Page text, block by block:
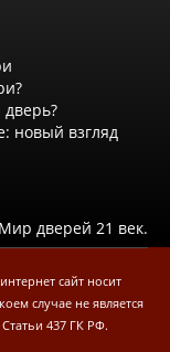
новый взгляд
дверей 21 век.
сайт носит
случае не является
437 ГК РФ.